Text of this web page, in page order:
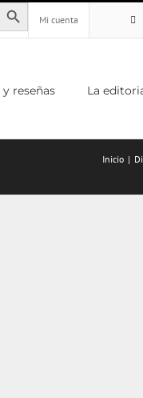
Mi cuenta
reseñas La
Inicio